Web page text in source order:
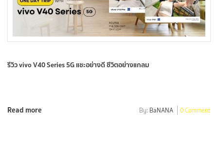
รีวิว vivo V40 Series 5G แชะอย่างดี ชีวิตอย่างแกลม
Read more By: BaNANA 0 Comment